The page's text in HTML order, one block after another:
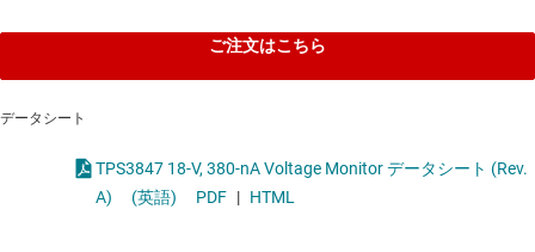
ご注文はこちら
データシート
TPS3847 18-V, 380-nA Voltage Monitor データシート (Rev.
A)
(英語) PDF | HTML